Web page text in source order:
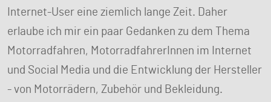
Internet-User eine ziemlich lange Zeit. Daher
erlaube ich mir ein paar Gedanken zu dem Thema
Motorradfahren, MotorradfahrerInnen im Internet
und Social Media und die Entwicklung der Hersteller
- von Motorrädern, Zubehör und Bekleidung.